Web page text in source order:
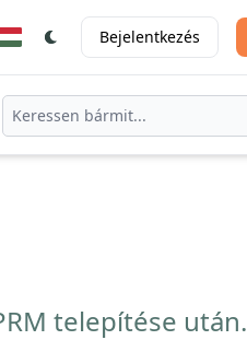
Bejelentkezés
telepítése után.